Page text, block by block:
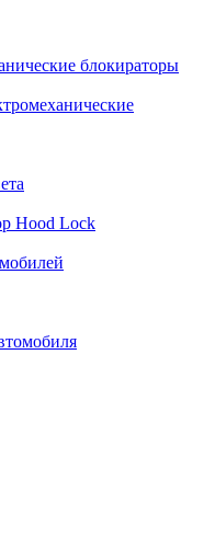
блокираторы
Hood Lock